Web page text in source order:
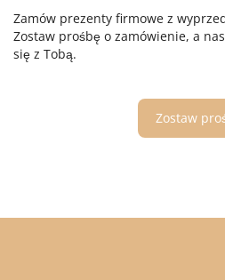
Zamów prezenty firmowe z
Zostaw prośbę o zamówienie, a
się z Tobą.
Zostaw